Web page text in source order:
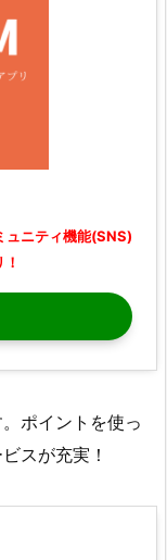
ュニティ機能(SNS)
ポイントを使っ
スが充実！